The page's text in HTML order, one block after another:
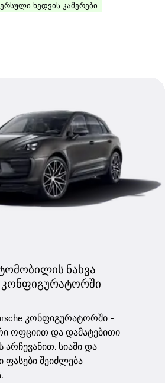
ხედვის კამერები
ნახვა
კონფიგურატორში -
ოფციით და დამატებითი
სიაში და
შეიძლება